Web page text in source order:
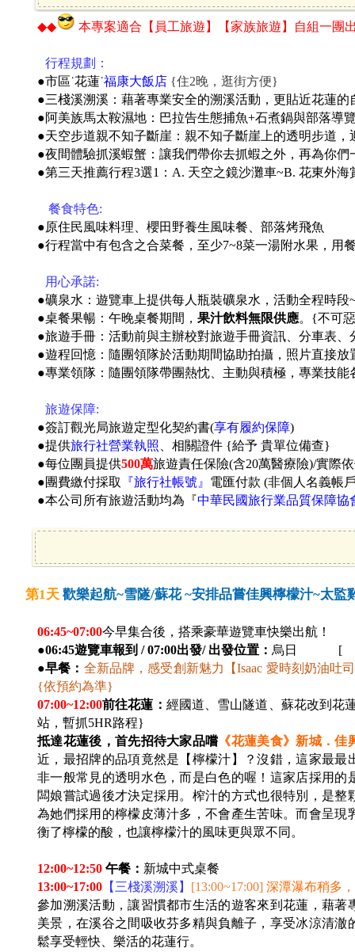
◆◆ 本專案適合 【員工旅遊】【家族旅遊】自組一團
行程規劃：
●市區˙花蓮˙福康大飯店 {住2晚，逛街方便}
●三棧溪溯溪：藉著專業安全的溯溪活動，更貼近花蓮的
●阿美族馬太鞍濕地：巴拉告生態捕魚+石煮鍋與部落導
●天空步道親不知子斷崖：親不知子斷崖上的透明步道
●夜間體驗抓溪蝦蟹：讓我們帶你去抓蝦之外，再為你
●第三天推薦行程3選1：A. 天空之鏡沙灘車~B. 花東外
餐食特色:
●原住民風味料理、櫻田野養生風味餐、部落烤飛魚
●行程當中有包含之合菜餐，至少7~8菜一湯附水果，用
用心承諾:
●礦泉水：遊覽車上提供每人瓶裝礦泉水，活動全程時段
●桌餐果暢：午晚桌餐期間， 果汁飲料無限供應。 {不可
●旅遊手冊：活動前與主辦校對旅遊手冊資訊、分車表、
●遊程回憶：隨團領隊於活動期間協助拍攝，照片直接
●專業領隊：隨團領隊帶團熱忱、主動與積極，專業技
旅遊保障:
●簽訂觀光局旅遊定型化契約書(享有履約保障)
●提供旅行社營業執照 、相關證件 {給予 貴單位備查}
●每位團員提供500萬旅遊責任保險(含20萬醫療險)/實際
●團費繳付採取
『旅行社帳號』 電匯付款 (非個人名義帳
●本公司所有旅遊活動均為『中華民國旅行業品質保障協
第1天 歡樂起航~雪隧/蘇花 ~安排品嘗佳興檸檬汁~太監
06:45~07:00今早集合後，搭乘豪華遊覽車快樂出航！
●06:45遊覽車報到 / 07:00出發/ 出發位置： 烏日 [
●早餐： 全新品牌，感受創新魅力【Isaac 愛時刻奶油吐
{依預約為準}
07:00~12:00前往花蓮： 經國道、雪山隧道、蘇花改到花
站，暫抓5HR路程}
抵達花蓮後，首先招待大家品嚐 《花蓮美食》新城．
近，最招牌的品項竟然是【檸檬汁】？沒錯，這家最
非一般常見的透明水色，而是白色的喔！這家店採用
闆娘嘗試過後才決定採用。榨汁的方式也很特別，是
為她們採用的檸檬皮薄汁多，不會產生苦味。而會呈
衡了檸檬的酸，也讓檸檬汁的風味更與眾不同。
12:00~12:50 午餐： 新城中式桌餐
13:00~17:00 【三棧溪溯溪】 [13:00~17:00] 深潭瀑布稍多
參加溯溪活動，讓習慣都市生活的遊客來到花蓮，藉
美景，在溪谷之間吸收芬多精與負離子，享受冰涼清
鬆享受輕快、樂活的花蓮行。